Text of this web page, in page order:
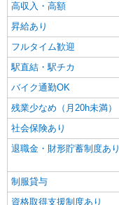
高収入・高額
昇給あり
フルタイム歓迎
駅直結・駅チカ
バイク通勤OK
残業少なめ（月20h未満）
社会保険あり
退職金・財形貯蓄制度あり
制服貸与
資格取得支援制度あり